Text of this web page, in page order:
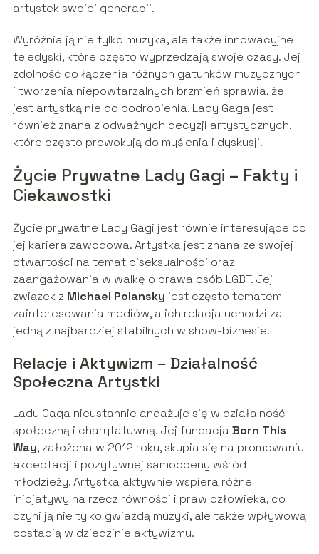
artystek swojej generacji.
Wyróżnia ją nie tylko muzyka, ale także innowacyjne
teledyski, które często wyprzedzają swoje czasy. Jej
zdolność do łączenia różnych gatunków muzycznych
i tworzenia niepowtarzalnych brzmień sprawia, że
jest artystką nie do podrobienia. Lady Gaga jest
również znana z odważnych decyzji artystycznych,
które często prowokują do myślenia i dyskusji.
Życie Prywatne Lady Gagi – Fakty i
Ciekawostki
Życie prywatne Lady Gagi jest równie interesujące co
jej kariera zawodowa. Artystka jest znana ze swojej
otwartości na temat biseksualności oraz
zaangażowania w walkę o prawa osób LGBT. Jej
związek z Michael Polansky jest często tematem
zainteresowania mediów, a ich relacja uchodzi za
jedną z najbardziej stabilnych w show-biznesie.
Relacje i Aktywizm – Działalność
Społeczna Artystki
Lady Gaga nieustannie angażuje się w działalność
społeczną i charytatywną. Jej fundacjaBorn This
Way, założona w 2012 roku, skupia się na promowaniu
akceptacji i pozytywnej samooceny wśród
młodzieży. Artystka aktywnie wspiera różne
inicjatywy na rzecz równości i praw człowieka, co
czyni ją nie tylko gwiazdą muzyki, ale także wpływową
postacią w dziedzinie aktywizmu.